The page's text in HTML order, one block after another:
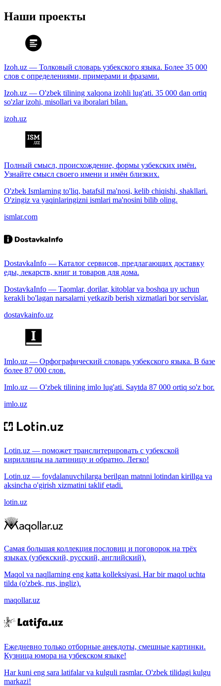
Наши проекты
Izoh.uz — Толковый словарь узбекского языка. Более 35 000
слов с определениями, примерами и фразами.
Izoh.uz — O'zbek tilining xalqona izohli lug'ati. 35 000 dan ortiq
so'zlar izohi, misollari va iboralari bilan.
izoh.uz
Полный смысл, происхождение, формы узбекских имён.
Узнайте смысл своего имени и имён близких.
O'zbek Ismlarning to'liq, batafsil ma'nosi, kelib chiqishi, shakllari.
O'zingiz va yaqinlaringizni ismlari ma'nosini bilib oling.
ismlar.com
DostavkaInfo — Каталог сервисов, предлагающих доставку
еды, лекарств, книг и товаров для дома.
DostavkaInfo — Taomlar, dorilar, kitoblar va boshqa uy uchun
kerakli bo'lagan narsalarni yetkazib berish xizmatlari bor servislar.
dostavkainfo.uz
Imlo.uz — Орфографический словарь узбекского языка. В базе
более 87 000 слов.
Imlo.uz — O'zbek tilining imlo lug'ati. Saytda 87 000 ortiq so'z bor.
imlo.uz
Lotin.uz — поможет транслитерировать с узбекской
кириллицы на латиницу и обратно. Легко!
Lotin.uz — foydalanuvchilarga berilgan matnni lotindan kirillga va
aksincha o'girish xizmatini taklif etadi.
lotin.uz
Самая большая коллекция пословиц и поговорок на трёх
языках (узбекский, русский, английский).
Maqol va naqllarning eng katta kolleksiyasi. Har bir maqol uchta
tilda (o'zbek, rus, ingliz).
maqollar.uz
Ежедневно только отборные анекдоты, смешные картинки.
Кузница юмора на узбекском языке!
Har kuni eng sara latifalar va kulguli rasmlar. O'zbek tilidagi kulgu
markazi!